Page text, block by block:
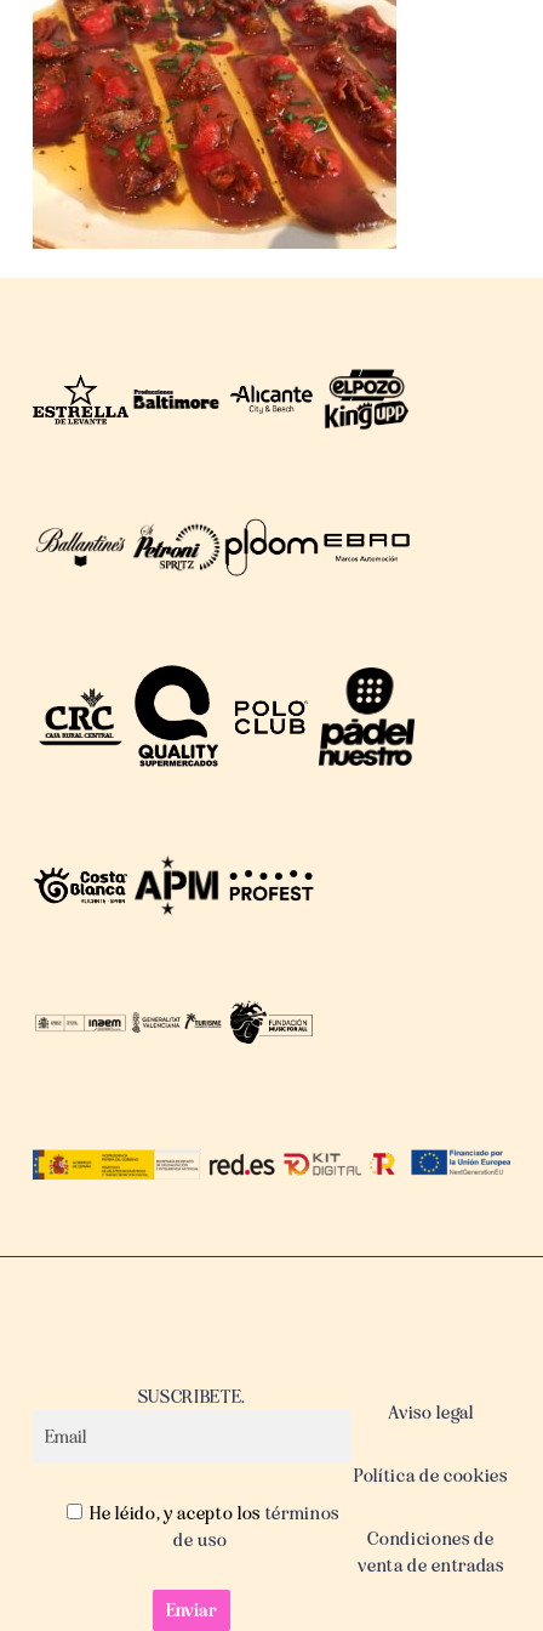
SUSCRIBETE.
He léido, y acepto los términos
de uso
Aviso legal
Política de cookies
Condiciones de
venta de entradas